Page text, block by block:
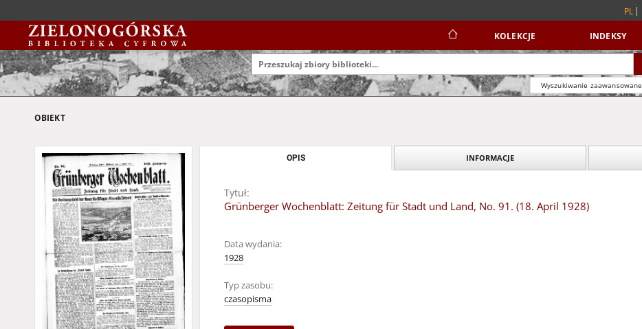
PL
KOLEKCJE INDEKSY
Wyszukiwanie zaawansowane
OBIEKT
OPIS INFORMACJE
Tytuł:
Grünberger Wochenblatt: Zeitung für Stadt und Land, No. 91. (18. April 1928)
Data wydania:
1928
Typ zasobu:
czasopisma